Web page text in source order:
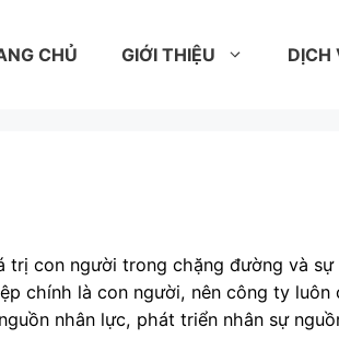
CHỦ GIỚI THIỆU DỊCH
trị con người trong chặng đường và
chính là con người, nên công ty
nhân lực, phát triển nhân sự